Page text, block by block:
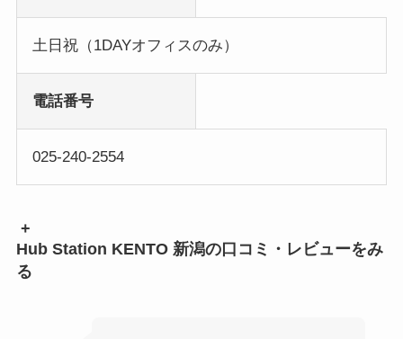
土日祝（1DAYオフィスのみ）
電話番号
025-240-2554
+
Hub Station KENTO 新潟の口コミ・レビューをみ
る